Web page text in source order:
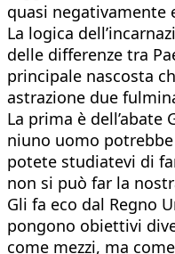
quasi negativamente
La logica
delle differenze tra
principale nascosta
astrazione due
La prima è
niuno uomo
potete studiatevi di
non si può far la
Gli fa eco dal Regno
pongono obiettivi
come mezzi, ma